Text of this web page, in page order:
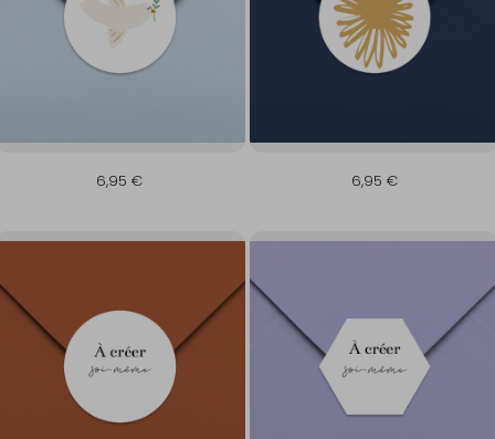
6,95 € 6,95 €